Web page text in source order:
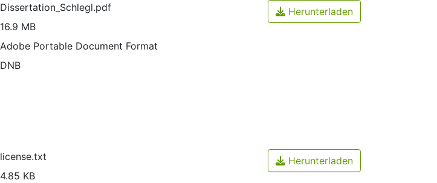
Dissertation_Schlegl.pdf
16.9 MB
Adobe Portable Document Format
DNB
Herunterladen
license.txt
4.85 KB
Herunterladen